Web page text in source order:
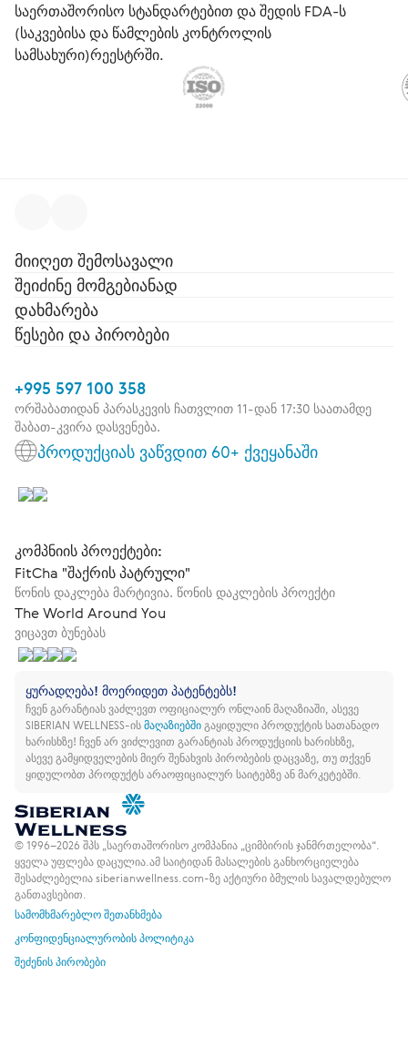
საერთაშორისო სტანდარტებით და შედის FDA-ს
(საკვებისა და წამლების კონტროლის
სამსახური)რეესტრში.
მიიღეთ შემოსავალი
შეიძინე მომგებიანად
დახმარება
წესები და პირობები
+995 597 100 358
ორშაბათიდან პარასკევის ჩათვლით 11-დან 17:30 საათამდე
შაბათ-კვირა დასვენება.
პროდუქციას ვაწვდით 60+ ქვეყანაში
კომპნიის პროექტები:
FitCha "შაქრის პატრული"
წონის დაკლება მარტივია. წონის დაკლების პროექტი
The World Around You
ვიცავთ ბუნებას
ყურადღება! მოერიდეთ პატენტებს!
ჩვენ გარანტიას ვაძლევთ ოფიციალურ ონლაინ მაღაზიაში, ასევე
SIBERIAN WELLNESS-ისმაღაზიებშიგაყიდული პროდუქტის სათანადო
ხარისხზე! ჩვენ არ ვიძლევით გარანტიას პროდუქციის ხარისხზე,
ასევე გამყიდველების მიერ შენახვის პირობების დაცვაზე, თუ თქვენ
ყიდულობთ პროდუქტს არაოფიციალურ საიტებზე ან მარკეტებში.
© 1996–2026 შპს „საერთაშორისო კომპანია „ციმბირის ჯანმრთელობა“.
ყველა უფლება დაცულია. ამ საიტიდან მასალების განხორციელება
შესაძლებელია siberianwellness.com-ზე აქტიური ბმულის სავალდებულო
განთავსებით.
სამომხმარებლო შეთანხმება
კონფიდენციალურობის პოლიტიკა
შეძენის პირობები